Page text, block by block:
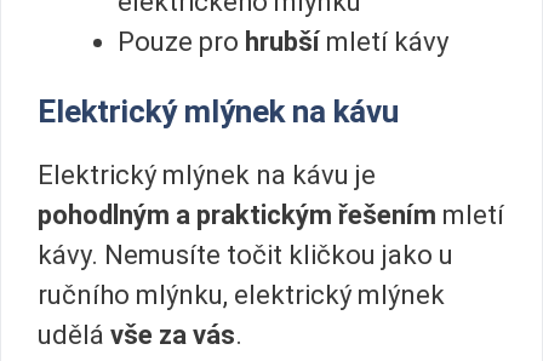
Pouze pro hrubšímletí kávy
Elektrický mlýnek na kávu
Elektrický mlýnek na kávu je
pohodlným a praktickým řešením mletí
kávy. Nemusíte točit kličkou jako u
ručního mlýnku, elektrický mlýnek
udělá vše za vás.